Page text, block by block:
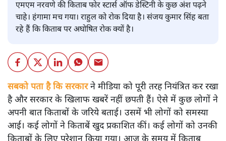
एमएम नरवणे की किताब फोर स्टार्स ऑफ डेस्टिनी के कुछ अंश पढ़ने
चाहे। हंगामा मच गया। राहुल को रोक दिया है। संजय कुमार सिंह बता
रहे हैं कि किताब पर अघोषित रोक क्यों है।
सबको पता है कि सरकारने मीडिया को पूरी तरह नियंत्रित कर रखा
है और सरकार के खिलाफ खबरें नहीं छपती हैं। ऐसे में कुछ लोगों ने
अपनी बात किताबों के जरिये बताई। उसमें भी लोगों को समस्या
आई। कई लोगों ने किताबें खुद प्रकाशित कीं। कई लोगों को उनकी